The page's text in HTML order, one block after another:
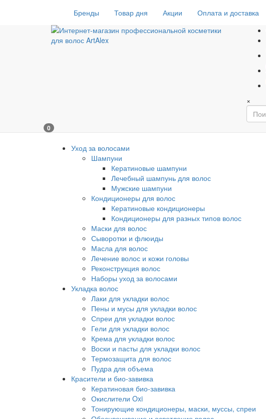
Бренды Товар дня Акции Оплата и доставка
×
0
Уход за волосами
Шампуни
Кератиновые шампуни
Лечебный шампунь для волос
Мужские шампуни
Кондиционеры для волос
Кератиновые кондиционеры
Кондиционеры для разных типов волос
Маски для волос
Сыворотки и флюиды
Масла для волос
Лечение волос и кожи головы
Реконструкция волос
Наборы уход за волосами
Укладка волос
Лаки для укладки волос
Пены и мусы для укладки волос
Спреи для укладки волос
Гели для укладки волос
Крема для укладки волос
Воски и пасты для укладки волос
Термозащита для волос
Пудра для объема
Красители и био-завивка
Кератиновая био-завивка
Окислители Oxi
Тонирующие кондиционеры, маски, муссы, спреи